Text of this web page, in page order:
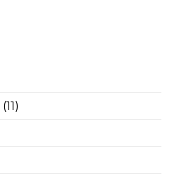
(11)